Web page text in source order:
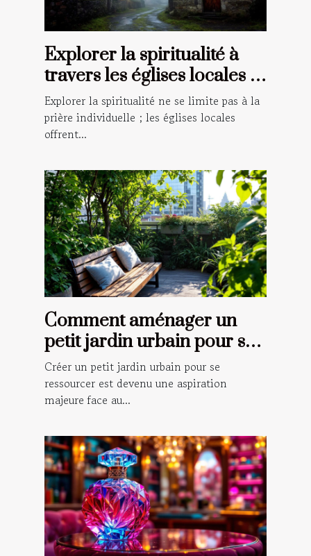
Explorer la spiritualité à
travers les églises locales :
un guide pour les croyants
Explorer la spiritualité ne se limite pas à la
prière individuelle ; les églises locales
offrent...
Comment aménager un
petit jardin urbain pour se
ressourcer ?
Créer un petit jardin urbain pour se
ressourcer est devenu une aspiration
majeure face au...